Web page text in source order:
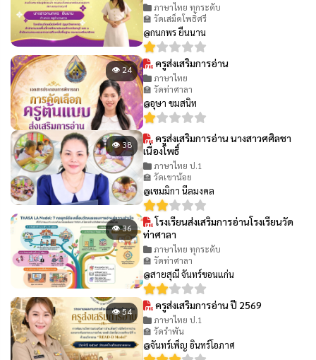
ภาษาไทย ทุกระดับ
🏫 วัดเสม็ดโพธิ์ศรี
@กนกพร ยืนนาน
👁 24 ครูส่งเสริมการอ่าน
ภาษาไทย
🏫 วัดท่าศาลา
@อุษา ขมสนิท
👁 38
ครูส่งเสริมการอ่าน นางสาวศศิลชา
เนื่องโพธิ์
ภาษาไทย ป.1
🏫 วัดเขาน้อย
@เขมมิกา นีลมงคล
👁 36
โรงเรียนส่งเสริมการอ่านโรงเรียนวัด
ท่าศาลา
ภาษาไทย ทุกระดับ
🏫 วัดท่าศาลา
@สายสุณี จันทร์ขอนแก่น
👁 54 ครูส่งเสริมการอ่าน ปี 2569
ภาษาไทย ป.1
🏫 วัดรำพัน
@จันทร์เพ็ญ อินทร์โอภาศ